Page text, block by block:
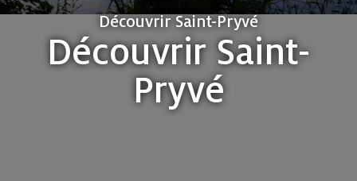
Découvrir Saint-Pryvé
Découvrir Saint-
Pryvé